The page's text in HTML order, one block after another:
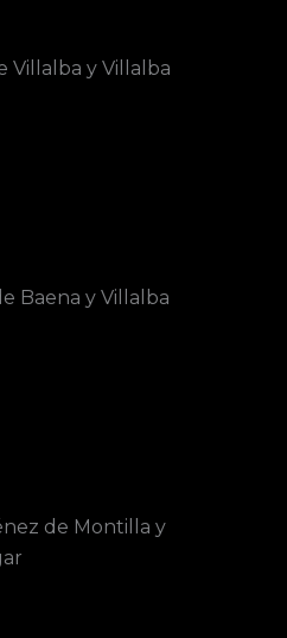
Villalba y Villalba
Baena y Villalba
de Montilla y